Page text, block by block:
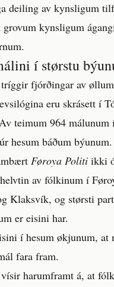
deiling av kynsligum
kynsligum
í størstu
fjórðingar av
eru skrásett í
teimum 964 málunum
hesum báðum býunum.
Føroya Politi ikki
av fólkinum í
Klaksvík, og størsti
er eisini har.
í hesum økjunum, at
fara fram.
harumframt á, at